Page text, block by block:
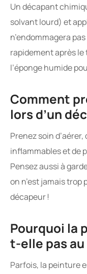
Un décapant
solvant lourd) et
n’endommagera
rapidement après
l’éponge humide
Comment
lors d’un
Prenez soin
inflammables et de
Pensez aussi à
on n’est jamais
décapeur !
Pourquoi la
t-elle pas au
Parfois, la peinture